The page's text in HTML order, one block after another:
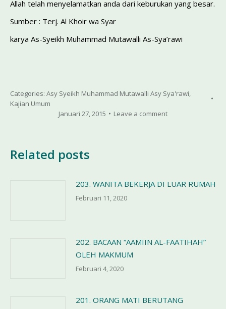
Allah telah menyelamatkan anda dari keburukan yang besar.
Sumber : Terj. Al Khoir wa Syar
karya As-Syeikh Muhammad Mutawalli As-Sya’rawi
Categories: Asy Syeikh Muhammad Mutawalli Asy Sya'rawi,
Kajian Umum
Januari 27, 2015
Leave a comment
Related posts
203. WANITA BEKERJA DI LUAR RUMAH
Februari 11, 2020
202. BACAAN “AAMIIN AL-FAATIHAH”
OLEH MAKMUM
Februari 4, 2020
201. ORANG MATI BERUTANG